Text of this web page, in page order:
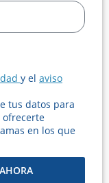
y el aviso
tus datos para
ofrecerte
en los que